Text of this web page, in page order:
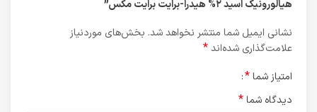
هیالورونیک اسید ۲% هیدرا-برایت برایت مکس”
نشانی ایمیل شما منتشر نخواهد شد. بخش‌های موردنیاز
علامت‌گذاری شده‌اند*
امتیاز شما*
دیدگاه شما*